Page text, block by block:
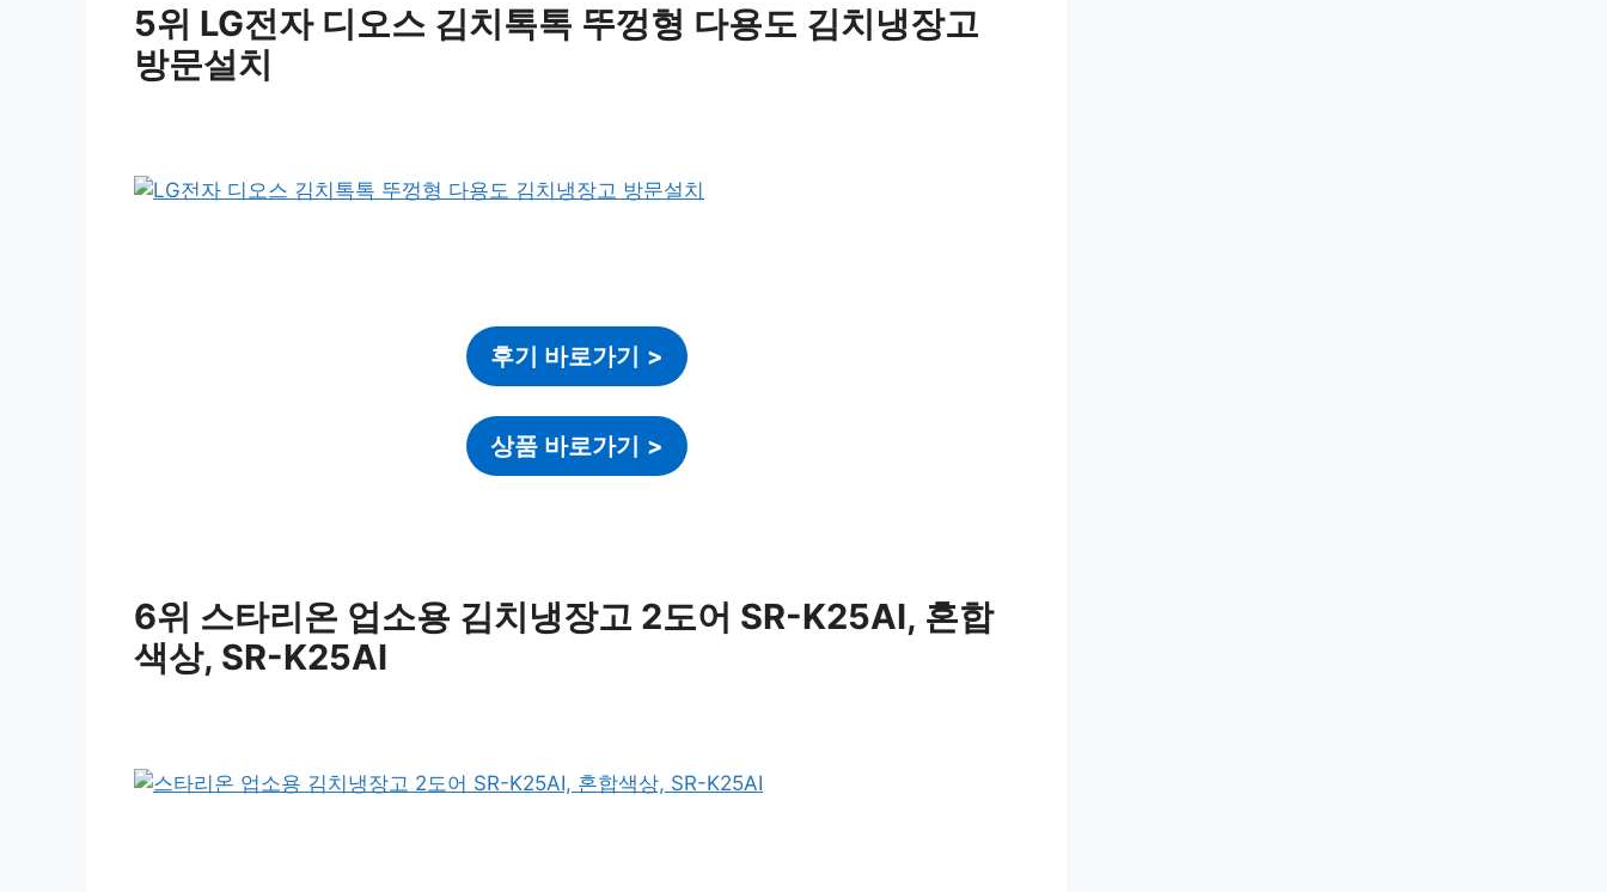
5위 LG전자 디오스 김치톡톡 뚜껑형 다용도 김치냉장고
방문설치
후기 바로가기 >
상품 바로가기 >
6위 스타리온 업소용 김치냉장고 2도어 SR-K25AI, 혼합
색상, SR-K25AI